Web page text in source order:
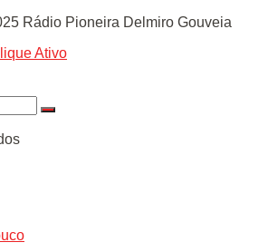
Rádio Pioneira Delmiro Gouveia
Ativo